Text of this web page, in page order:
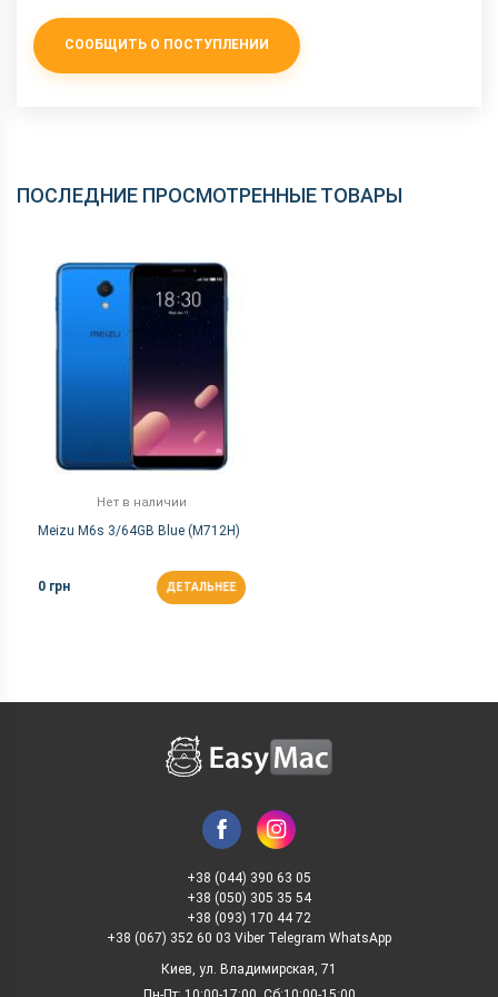
СООБЩИТЬ О ПОСТУПЛЕНИИ
ПОСЛЕДНИЕ ПРОСМОТРЕННЫЕ ТОВАРЫ
Нет в наличии
Meizu M6s 3/64GB Blue (M712H)
0 грн ДЕТАЛЬНЕЕ
+38 (044) 390 63 05
+38 (050) 305 35 54
+38 (093) 170 44 72
+38 (067) 352 60 03 Viber Telegram WhatsApp
Киев, ул. Владимирская, 71